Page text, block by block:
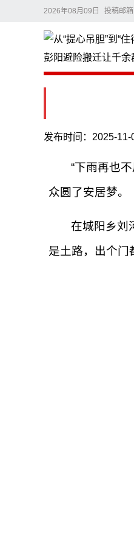
2026年08月09日 投稿邮箱
发布时间：2025-11-
“下雨再也
众圆了安居梦。
在城阳乡刘
是土路，出个门